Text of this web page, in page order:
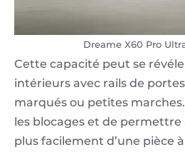
Dreame X60 Pro
Cette capacité peut se
intérieurs avec rails de
marqués ou petites
les blocages et de permettre
plus facilement d’une pièce à